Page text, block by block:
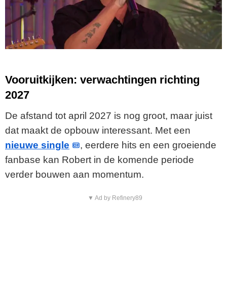
Vooruitkijken: verwachtingen richting
2027
De afstand tot april 2027 is nog groot, maar juist
dat maakt de opbouw interessant. Met een
nieuwe single
, eerdere hits en een groeiende
fanbase kan Robert in de komende periode
verder bouwen aan momentum.
▼ Ad by Refinery89